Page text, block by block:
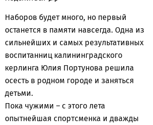
Наборов будет много, но первый
останется в памяти навсегда. Одна из
сильнейших и самых результативных
воспитанниц калининградского
керлинга Юлия Портунова решила
осесть в родном городе и заняться
детьми.
Пока чужими – с этого лета
опытнейшая спортсменка и дважды